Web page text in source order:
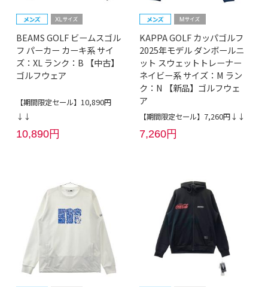
BEAMS GOLF ビームスゴル
フ パーカー カーキ系 サイ
ズ：XL ランク：B 【中古】
ゴルフウェア
【期間限定セール】10,890円
↓↓
10,890円
KAPPA GOLF カッパゴルフ
2025年モデル ダンボールニ
ット スウェットトレーナー
ネイビー系 サイズ：M ラン
ク：N 【新品】ゴルフウェ
ア
【期間限定セール】7,260円↓↓
7,260円